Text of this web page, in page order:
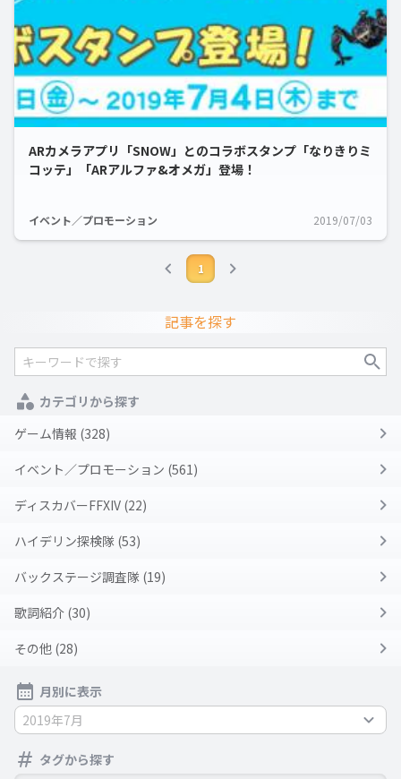
ARカメラアプリ「SNOW」とのコラボスタンプ「なりきりミ
コッテ」「ARアルファ&オメガ」登場！
イベント／プロモーション 2019/07/03
1
記事を探す
カテゴリから探す
ゲーム情報 (328)
イベント／プロモーション (561)
ディスカバーFFXIV (22)
ハイデリン探検隊 (53)
バックステージ調査隊 (19)
歌詞紹介 (30)
その他 (28)
月別に表示
2019年7月
タグから探す